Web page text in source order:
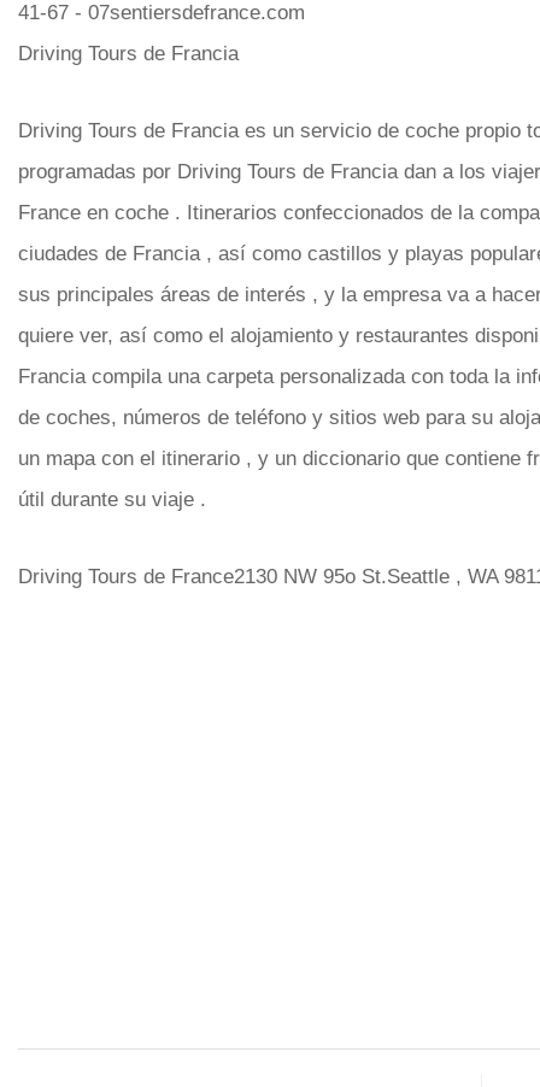
41-67 - 07sentiersdefrance.com
Driving Tours de Francia
Driving Tours de Francia es un servicio de coche propio
programadas por Driving Tours de Francia dan a los
France en coche . Itinerarios confeccionados de la
ciudades de Francia , así como castillos y playas
sus principales áreas de interés , y la empresa va a
quiere ver, así como el alojamiento y restaurantes
Francia compila una carpeta personalizada con toda la
de coches, números de teléfono y sitios web para su
un mapa con el itinerario , y un diccionario que contiene
útil durante su viaje .
Driving Tours de France2130 NW 95o St.Seattle , WA